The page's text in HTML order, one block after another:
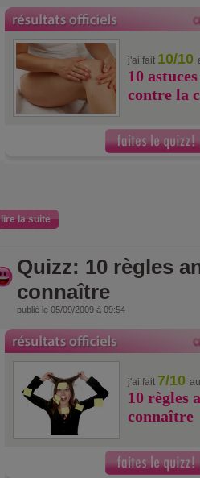
j'ai fait 10/10
10
contre la
lire la suite
Quizz: 10 règles
connaître
publié le 05/09/2009 à 09:54
j'ai fait 7/10
10 règles
connaître